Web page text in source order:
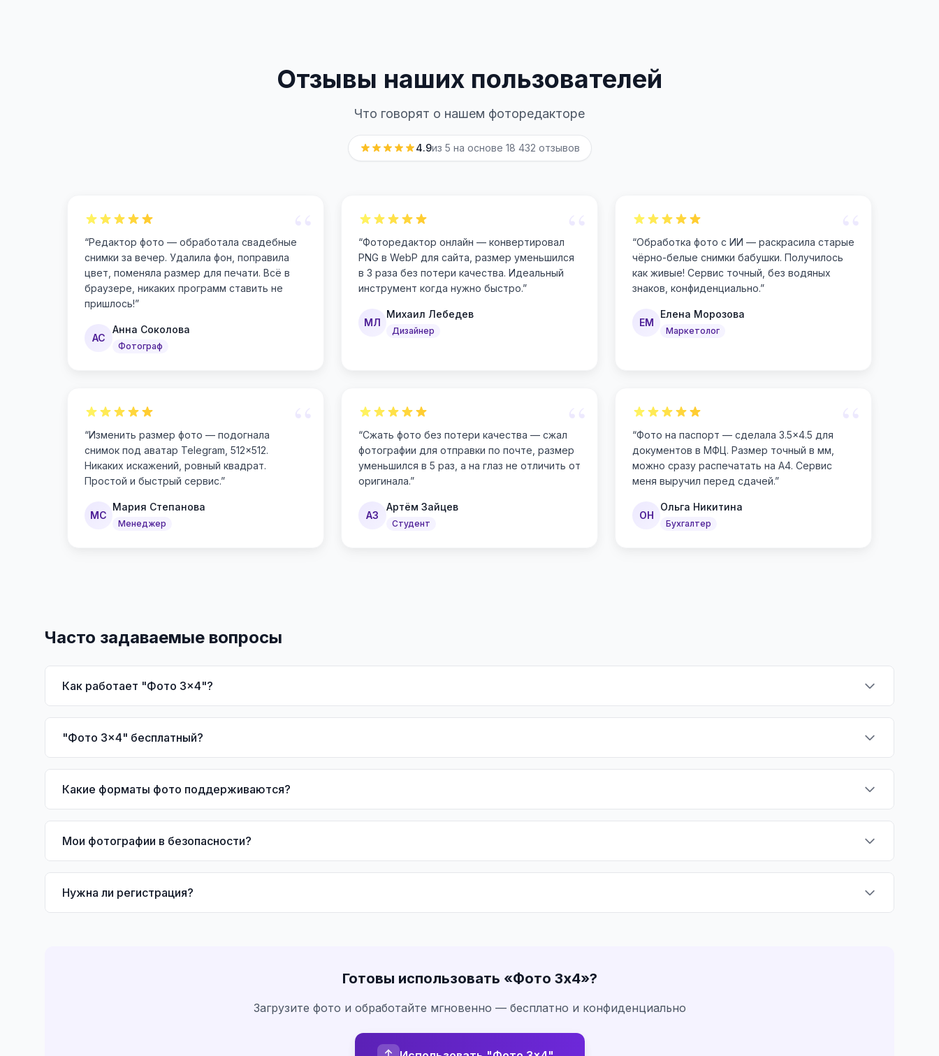
Отзывы наших пользователей
Что говорят о нашем фоторедакторе
4.9из 5 на основе 18 432 отзывов
“
“Редактор фото — обработала свадебные
снимки за вечер. Удалила фон, поправила
цвет, поменяла размер для печати. Всё в
браузере, никаких программ ставить не
пришлось!”
АС
Анна Соколова
Фотограф
“Фоторедактор онлайн — конвертировал
PNG в WebP для сайта, размер уменьшился
в 3 раза без потери качества. Идеальный
инструмент когда нужно быстро.”
МЛ
Михаил Лебедев
Дизайнер
“
“Обработка фото с ИИ — раскрасила старые
чёрно-белые снимки бабушки. Получилось
как живые! Сервис точный, без водяных
знаков, конфиденциально.”
ЕМ
Елена Морозова
Маркетолог
“Изменить размер фото — подогнала
снимок под аватар Telegram, 512×512.
Никаких искажений, ровный квадрат.
Простой и быстрый сервис.”
МС
Мария Степанова
Менеджер
“Сжать фото без потери качества — сжал
фотографии для отправки по почте, размер
уменьшился в 5 раз, а на глаз не отличить от
оригинала.”
АЗ
Артём Зайцев
Студент
“Фото на паспорт — сделала 3.5×4.5 для
документов в МФЦ. Размер точный в мм,
можно сразу распечатать на А4. Сервис
меня выручил перед сдачей.”
ОН
Ольга Никитина
Бухгалтер
Часто задаваемые вопросы
Как работает "Фото 3x4"?
"Фото 3x4" бесплатный?
Какие форматы фото поддерживаются?
Мои фотографии в безопасности?
Нужна ли регистрация?
Готовы использовать «Фото 3x4»?
Загрузите фото и обработайте мгновенно — бесплатно и конфиденциально